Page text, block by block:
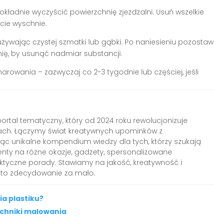
wyczyścić powierzchnię zjeżdżalni. Usuń wszelkie
wyschnie.
czystej szmatki lub gąbki. Po naniesieniu pozostaw
by usunąć nadmiar substancji.
– zazwyczaj co 2-3 tygodnie lub częściej, jeśli
tematyczny, który od 2024 roku rewolucjonizuje
Łączymy świat kreatywnych upominków z
unikalne kompendium wiedzy dla tych, którzy szukają
na różne okazje, gadżety, spersonalizowane
porady. Stawiamy na jakość, kreatywność i
zdecydowanie za mało.
plastiku?
malowania